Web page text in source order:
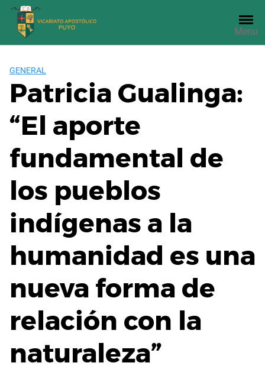
Saltar
contenido
Menu
GENERAL
Patricia Gualinga:
“El aporte
fundamental de
los pueblos
indígenas a la
humanidad es una
nueva forma de
relación con la
naturaleza”